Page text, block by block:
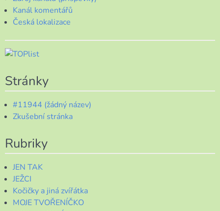
Kanál komentářů
Česká lokalizace
Stránky
#11944 (žádný název)
Zkušební stránka
Rubriky
JEN TAK
JEŽCI
Kočičky a jiná zvířátka
MOJE TVOŘENÍČKO